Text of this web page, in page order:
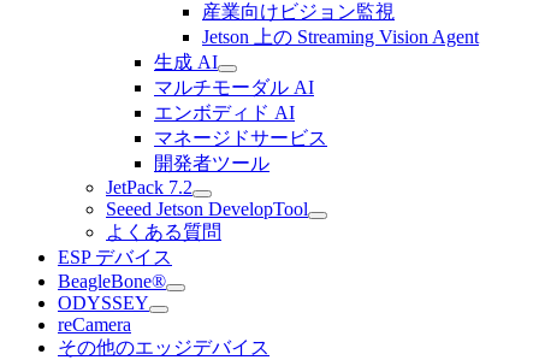
産業向けビジョン監視
Jetson 上の Streaming Vision Agent
生成 AI
マルチモーダル AI
エンボディド AI
マネージドサービス
開発者ツール
JetPack 7.2
Seeed Jetson DevelopTool
よくある質問
ESP デバイス
BeagleBone®
ODYSSEY
reCamera
その他のエッジデバイス